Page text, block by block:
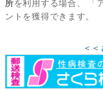
所を利用する場合、 「
ントを獲得できます。
＜